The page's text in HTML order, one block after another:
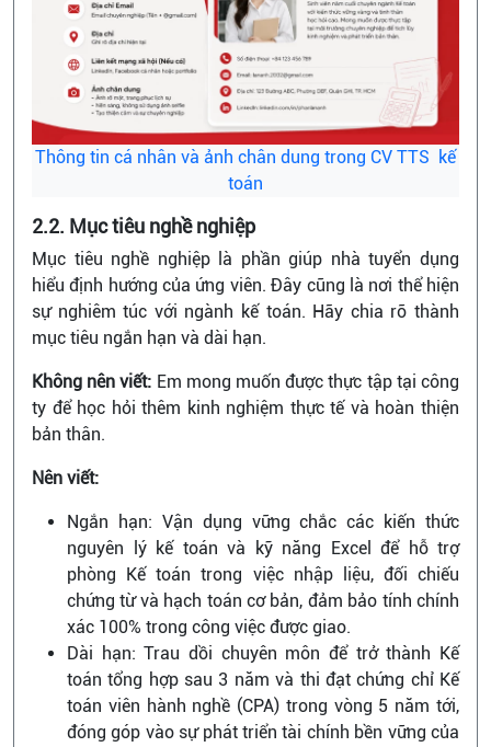
Thông tin cá nhân và ảnh chân dung trong CV TTS kế
toán
2.2. Mục tiêu nghề nghiệp
Mục tiêu nghề nghiệp là phần giúp nhà tuyển dụng
hiểu định hướng của ứng viên. Đây cũng là nơi thể hiện
sự nghiêm túc với ngành kế toán. Hãy chia rõ thành
mục tiêu ngắn hạn và dài hạn.
Không nên viết: Em mong muốn được thực tập tại công
ty để học hỏi thêm kinh nghiệm thực tế và hoàn thiện
bản thân.
Nên viết:
Ngắn hạn: Vận dụng vững chắc các kiến thức
nguyên lý kế toán và kỹ năng Excel để hỗ trợ
phòng Kế toán trong việc nhập liệu, đối chiếu
chứng từ và hạch toán cơ bản, đảm bảo tính chính
xác 100% trong công việc được giao.
Dài hạn: Trau dồi chuyên môn để trở thành Kế
toán tổng hợp sau 3 năm và thi đạt chứng chỉ Kế
toán viên hành nghề (CPA) trong vòng 5 năm tới,
đóng góp vào sự phát triển tài chính bền vững của